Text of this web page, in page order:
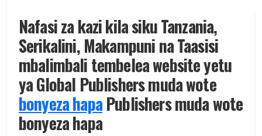
Nafasi za kazi kila siku Tanzania,
Serikalini, Makampuni na Taasisi
mbalimbali tembelea website yetu
ya Global Publishers muda wote
bonyeza hapaPublishers muda wote
bonyeza hapa